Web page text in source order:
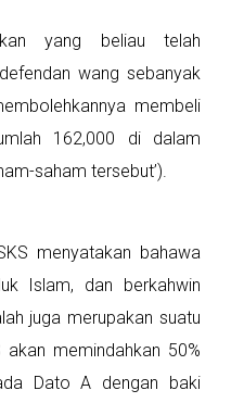
yang beliau telah
wang sebanyak
membeli
162,000 di dalam
saham tersebut’).
menyatakan bahawa
Islam, dan berkahwin
juga merupakan suatu
memindahkan 50%
Dato A dengan baki